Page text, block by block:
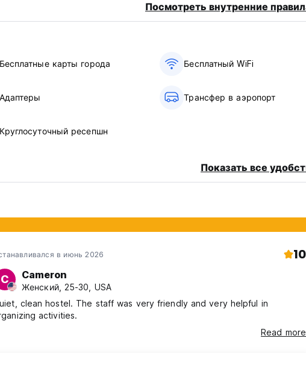
Посмотреть внутренние
Бесплатные карты города Бесплатный WiFi
Адаптеры Трансфер в аэропорт
Круглосуточный ресепшн
Показать все
в июнь 2026 10
C Cameron
Женский, 25-30, USA
clean hostel. The staff was very friendly and very helpful in
activities.
Read more